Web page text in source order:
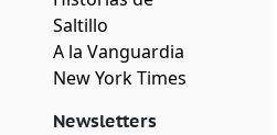
Saltillo
A la Vanguardia
New York Times
Newsletters